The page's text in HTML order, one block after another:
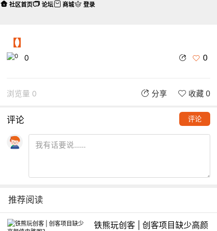
【】
0 0
浏览量 0 分享 收藏 0
评论 评论
推荐阅读
铁熊玩创客 | 创客项目缺少高颜
社区首页 论坛 商城 登录